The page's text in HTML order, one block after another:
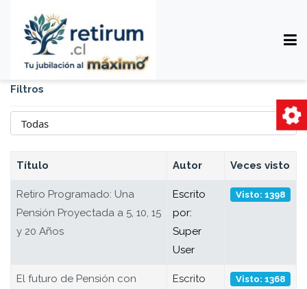
Filtros
Cantidad
Título Autor Veces visto
Retiro Programado: Una
Pensión Proyectada a 5, 10, 15
y 20 Años
Escrito
por:
Super
User
Visto: 1398
El futuro de Pensión con
Escrito
Visto: 1368